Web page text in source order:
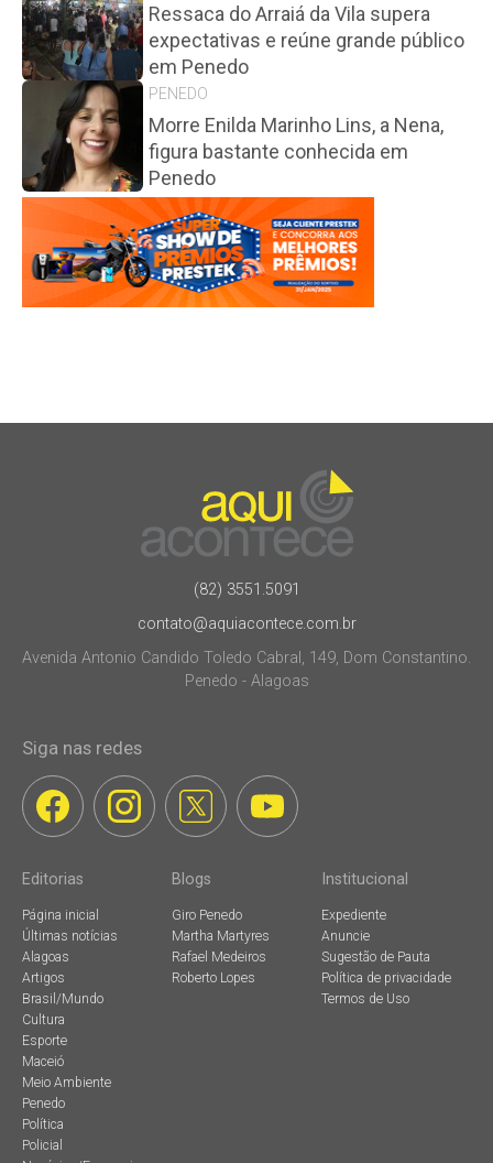
Ressaca do Arraiá da Vila supera
expectativas e reúne grande público
em Penedo
PENEDO
Morre Enilda Marinho Lins, a Nena,
figura bastante conhecida em
Penedo
(82) 3551.5091
contato@aquiacontece.com.br
Avenida Antonio Candido Toledo Cabral, 149, Dom Constantino.
Penedo - Alagoas
Siga nas redes
Editorias
Página inicial
Últimas notícias
Alagoas
Artigos
Brasil/Mundo
Cultura
Esporte
Maceió
Meio Ambiente
Penedo
Política
Policial
Blogs
Giro Penedo
Martha Martyres
Rafael Medeiros
Roberto Lopes
Institucional
Expediente
Anuncie
Sugestão de Pauta
Política de privacidade
Termos de Uso